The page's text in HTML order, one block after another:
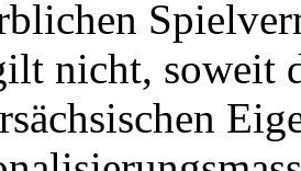
nicht, soweit